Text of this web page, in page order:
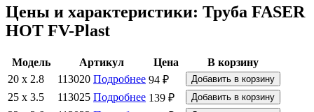
Цены и характеристики: Труба FASER
HOT FV-Plast
Модель Артикул Цена
В корзину
20 x 2.8
113020 Подробнее 94 ₽
25 x 3.5
113025 Подробнее 139 ₽